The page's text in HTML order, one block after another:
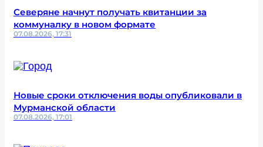
Северяне начнут получать квитанции за
коммуналку в новом формате
07.08.2026, 17:31
Новые сроки отключения воды опубликовали в
Мурманской области
07.08.2026, 17:01